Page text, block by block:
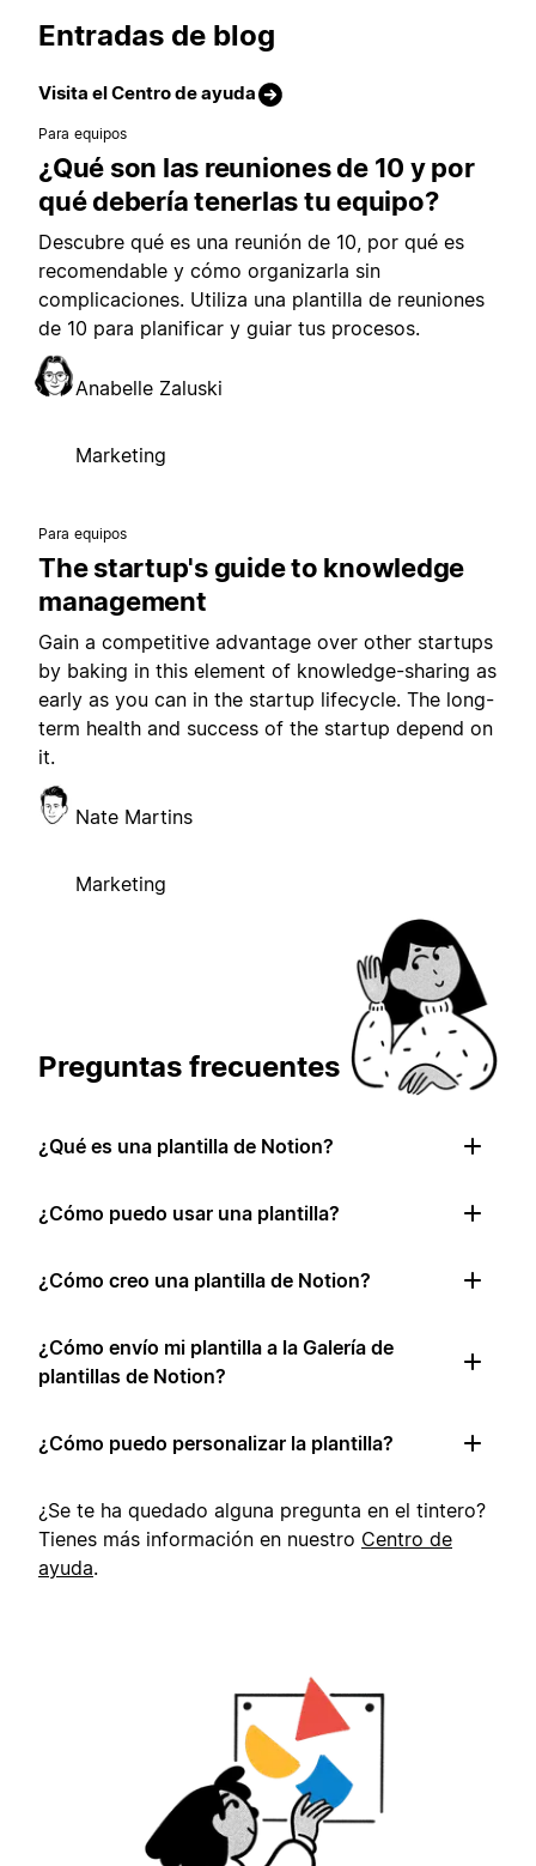
Entradas de blog
Visita el Centro de ayuda
Para equipos
¿Qué son las reuniones de 10 y por
qué debería tenerlas tu equipo?
Descubre qué es una reunión de 10, por qué es
recomendable y cómo organizarla sin
complicaciones. Utiliza una plantilla de reuniones
de 10 para planificar y guiar tus procesos.
Anabelle Zaluski
Marketing
Para equipos
The startup's guide to knowledge
management
Gain a competitive advantage over other startups
by baking in this element of knowledge-sharing as
early as you can in the startup lifecycle. The long-
term health and success of the startup depend on
it.
Nate Martins
Marketing
Preguntas frecuentes
¿Qué es una plantilla de Notion?
¿Cómo puedo usar una plantilla?
¿Cómo creo una plantilla de Notion?
¿Cómo envío mi plantilla a la Galería de
plantillas de Notion?
¿Cómo puedo personalizar la plantilla?
¿Se te ha quedado alguna pregunta en el tintero?
Tienes más información en nuestro Centro de
ayuda.